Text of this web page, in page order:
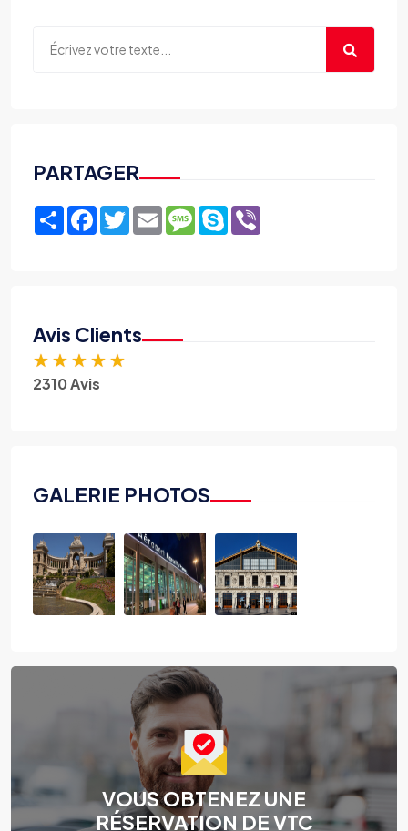
PARTAGER
ShareFacebook
TwitterEmailMessage
Skype
Avis Clients
★ ★ ★ ★ ★
2310 Avis
GALERIE PHOTOS
VOUS OBTENEZ UNE
RÉSERVATION DE VTC